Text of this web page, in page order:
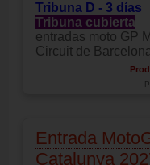
Tribuna D - 3 días
Tribuna cubierta
entradas moto GP
Circuit de
Entrada
Catalunya